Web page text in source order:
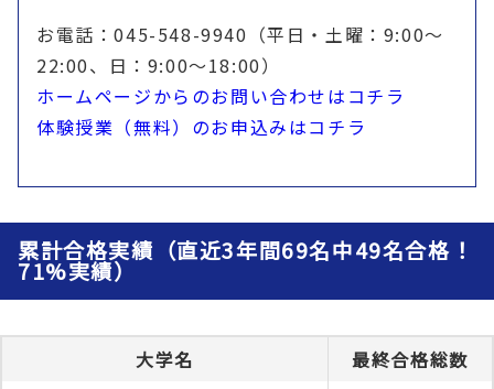
お電話：045-548-9940（平日・土曜：9:00〜
22:00、日：9:00〜18:00）
ホームページからのお問い合わせはコチラ
体験授業（無料）のお申込みはコチラ
累計合格実績（直近3年間69名中49名合格！
71%実績）
大学名
最終合格総数